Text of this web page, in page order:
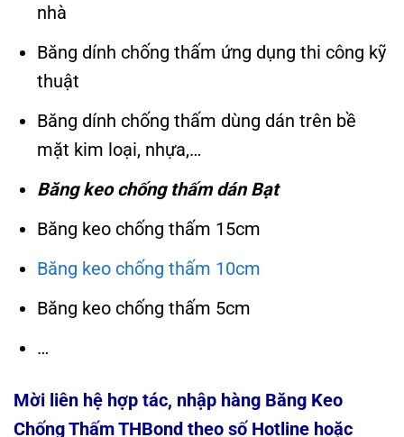
nhà
Băng dính chống thấm ứng dụng thi công kỹ
thuật
Băng dính chống thấm dùng dán trên bề
mặt kim loại, nhựa,…
Băng keo chống thấm dán Bạt
Băng keo chống thấm 15cm
Băng keo chống thấm 10cm
Băng keo chống thấm 5cm
…
Mời liên hệ hợp tác, nhập hàng Băng Keo
Chống Thấm THBond theo số Hotline hoặc